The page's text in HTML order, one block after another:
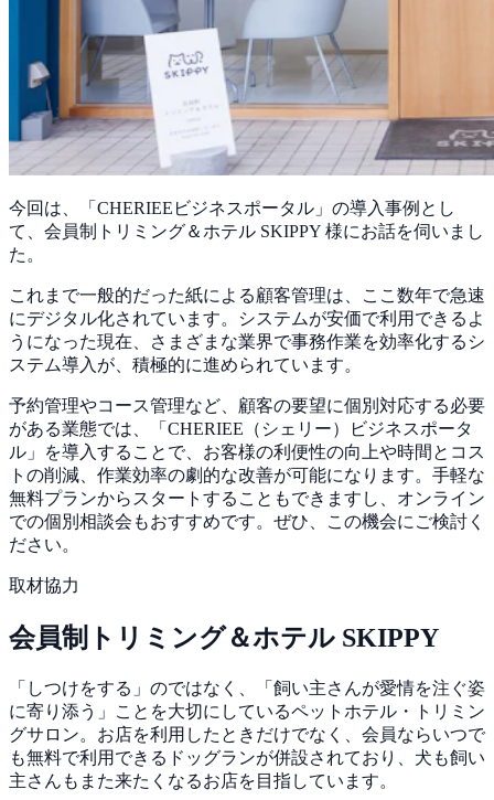
今回は、「CHERIEEビジネスポータル」の導入事例とし
て、会員制トリミング＆ホテル SKIPPY 様にお話を伺いまし
た。
これまで一般的だった紙による顧客管理は、ここ数年で急速
にデジタル化されています。システムが安価で利用できるよ
うになった現在、さまざまな業界で事務作業を効率化するシ
ステム導入が、積極的に進められています。
予約管理やコース管理など、顧客の要望に個別対応する必要
がある業態では、「CHERIEE（シェリー）ビジネスポータ
ル」を導入することで、 お客様の利便性の向上や時間とコス
トの削減、作業効率の劇的な改善が可能になります。手軽な
無料プランからスタートすることもできますし、オンライン
での個別相談会もおすすめです。ぜひ、この機会にご検討く
ださい。
取材協力
会員制トリミング＆ホテル SKIPPY
「しつけをする」のではなく、「飼い主さんが愛情を注ぐ姿
に寄り添う」ことを大切にしているペットホテル・トリミン
グサロン。お店を利用したときだけでなく、会員ならいつで
も無料で利用できるドッグランが併設されており、犬も飼い
主さんもまた来たくなるお店を目指しています。